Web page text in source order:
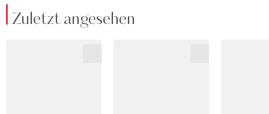
Zuletzt angesehen